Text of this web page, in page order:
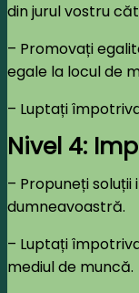
din jurul vostru
– Promovați
egale la locul de
– Luptați
Nivel 4:
– Propuneți
dumneavoastră.
– Luptați
mediul de muncă.